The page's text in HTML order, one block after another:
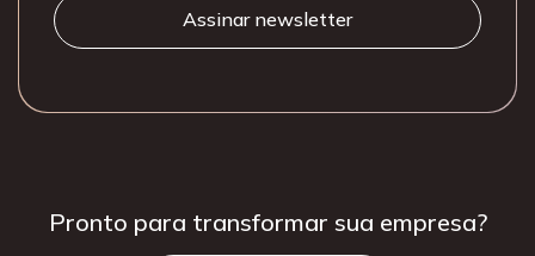
Pronto para transformar sua empresa?